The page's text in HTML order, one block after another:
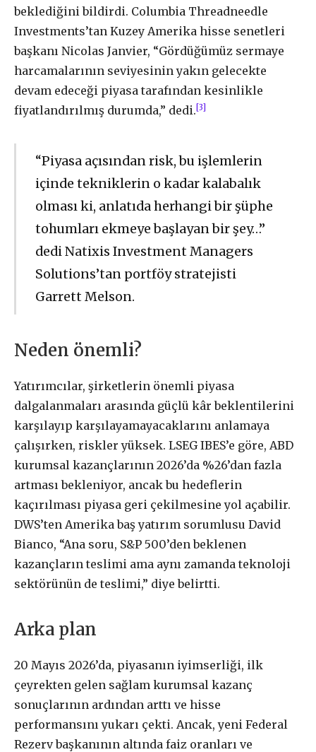
beklediğini bildirdi. Columbia Threadneedle
Investments’tan Kuzey Amerika hisse senetleri
başkanı Nicolas Janvier, “Gördüğümüz sermaye
harcamalarının seviyesinin yakın gelecekte
devam edeceği piyasa tarafından kesinlikle
fiyatlandırılmış durumda,” dedi. [3]
“Piyasa açısından risk, bu işlemlerin
içinde tekniklerin o kadar kalabalık
olması ki, anlatıda herhangi bir şüphe
tohumları ekmeye başlayan bir şey…”
dedi Natixis Investment Managers
Solutions’tan portföy stratejisti
Garrett Melson.
Neden önemli?
Yatırımcılar, şirketlerin önemli piyasa
dalgalanmaları arasında güçlü kâr beklentilerini
karşılayıp karşılayamayacaklarını anlamaya
çalışırken, riskler yüksek. LSEG IBES’e göre, ABD
kurumsal kazançlarının 2026’da %26’dan fazla
artması bekleniyor, ancak bu hedeflerin
kaçırılması piyasa geri çekilmesine yol açabilir.
DWS’ten Amerika baş yatırım sorumlusu David
Bianco, “Ana soru, S&P 500’den beklenen
kazançların teslimi ama aynı zamanda teknoloji
sektörünün de teslimi,” diye belirtti.
Arka plan
20 Mayıs 2026’da, piyasanın iyimserliği, ilk
çeyrekten gelen sağlam kurumsal kazanç
sonuçlarının ardından arttı ve hisse
performansını yukarı çekti. Ancak, yeni Federal
Rezerv başkanının altında faiz oranları ve